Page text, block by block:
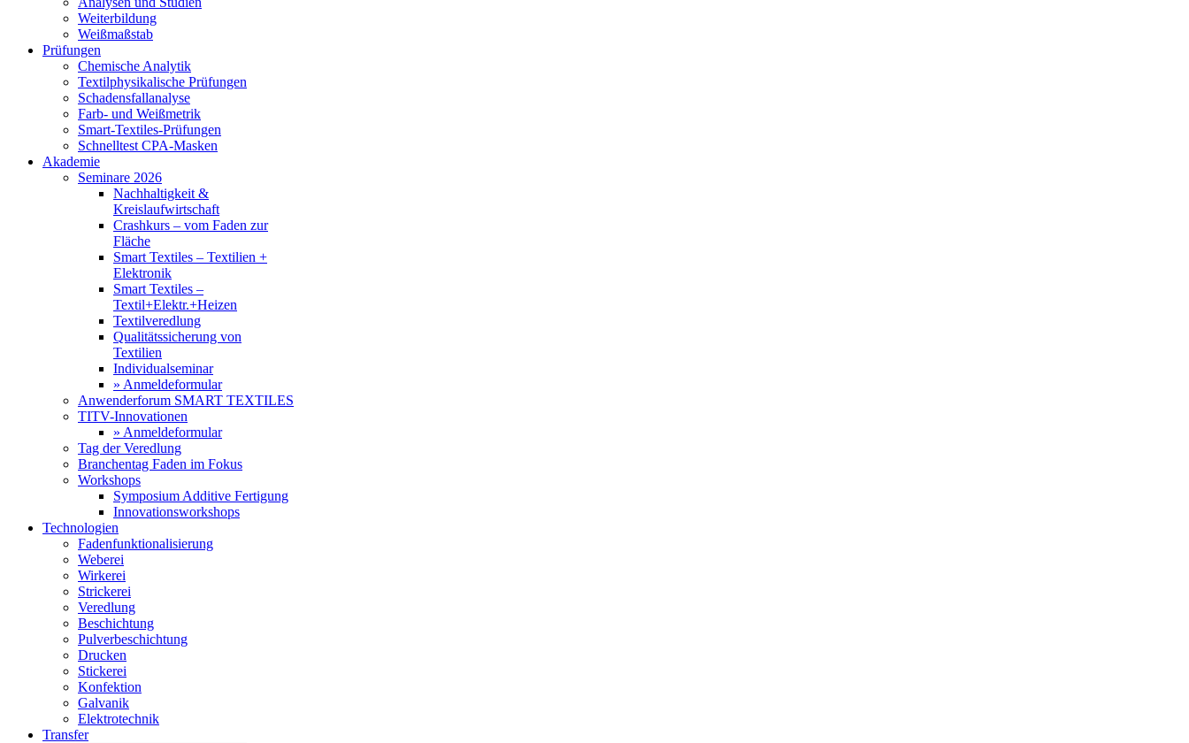
Weiterbildung
Weißmaßstab
Prüfungen
Chemische Analytik
Textilphysikalische Prüfungen
Schadensfallanalyse
Farb- und Weißmetrik
Smart-Textiles-Prüfungen
Schnelltest CPA-Masken
Akademie
Seminare 2026
Nachhaltigkeit &
Kreislaufwirtschaft
Crashkurs – vom Faden zur
Fläche
Smart Textiles – Textilien +
Elektronik
Smart Textiles –
Textil+Elektr.+Heizen
Textilveredlung
Qualitätssicherung von
Textilien
Individualseminar
» Anmeldeformular
Anwenderforum SMART TEXTILES
TITV-Innovationen
» Anmeldeformular
Tag der Veredlung
Branchentag Faden im Fokus
Workshops
Symposium Additive Fertigung
Innovationsworkshops
Technologien
Fadenfunktionalisierung
Weberei
Wirkerei
Strickerei
Veredlung
Beschichtung
Pulverbeschichtung
Drucken
Stickerei
Konfektion
Galvanik
Elektrotechnik
Transfer